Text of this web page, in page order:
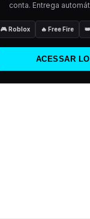
conta. Entrega
🎮 Roblox 🔥 Free Fire
ACESSAR